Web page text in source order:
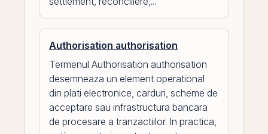
Authorisation authorisation
Termenul Authorisation authorisation
desemneaza un element operational
din plati electronice, carduri, scheme de
acceptare sau infrastructura bancara
de procesare a tranzactiilor. In practica,